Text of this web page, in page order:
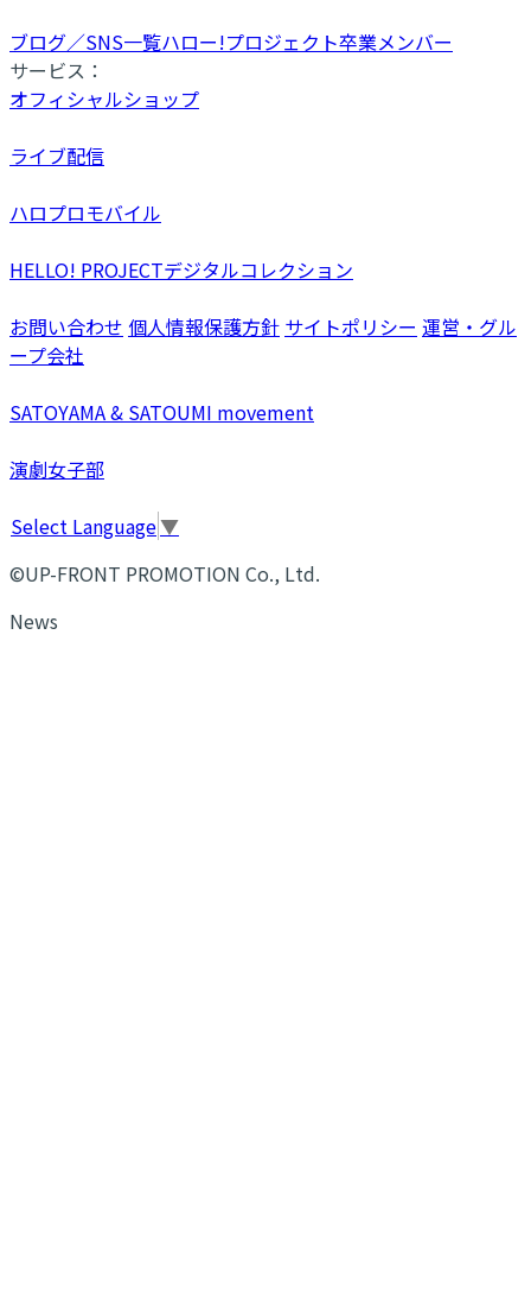
ブログ／SNS一覧ハロー!プロジェクト卒業メンバー
サービス：
オフィシャルショップ
ライブ配信
ハロプロモバイル
HELLO! PROJECTデジタルコレクション
お問い合わせ 個人情報保護方針 サイトポリシー 運営・グル
ープ会社
SATOYAMA & SATOUMI movement
演劇女子部
Select Language▼
©UP-FRONT PROMOTION Co., Ltd.
News